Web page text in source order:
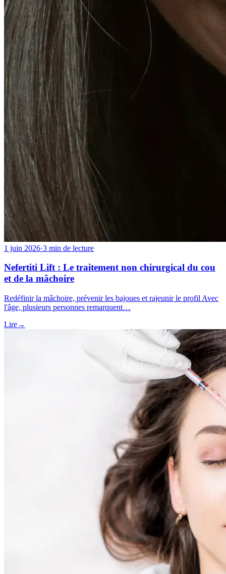
1 juin 2026·3 min de lecture
Nefertiti Lift : Le traitement non chirurgical du cou
et de la mâchoire
Redéfinir la mâchoire, prévenir les bajoues et rajeunir le profil Avec
l'âge, plusieurs personnes remarquent…
Lire→